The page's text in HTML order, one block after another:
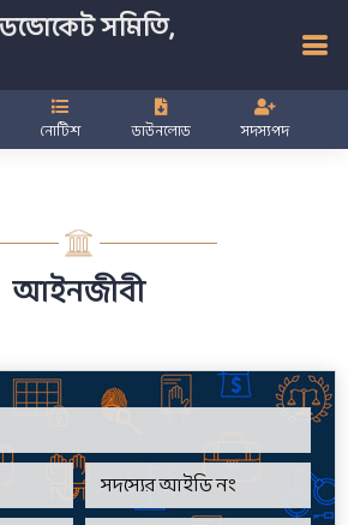
সমিতি,
নোটিশ ডাউনলোড সদস্যপদ
আইনজীবী